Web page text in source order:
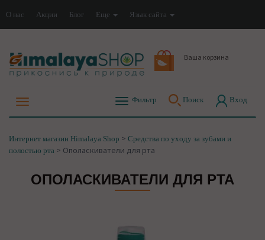
О нас Акции Блог Еще Язык сайта
Ваша корзина
Фильтр Поиск Вход
Интернет магазин Himalaya Shop > Средства по уходу за зубами и
полостью рта > Ополаскиватели для рта
ОПОЛАСКИВАТЕЛИ ДЛЯ РТА